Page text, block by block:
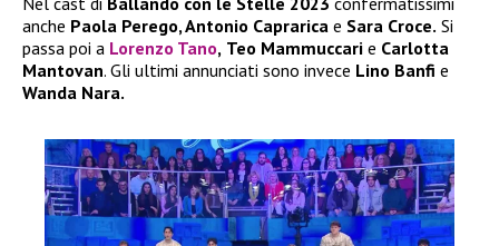
anche Paola Perego, Antonio Caprarica e Sara Croce. Si
passa poi a Lorenzo Tano, Teo Mammuccari e Carlotta
Mantovan. Gli ultimi annunciati sono invece Lino Banfi e
Wanda Nara.